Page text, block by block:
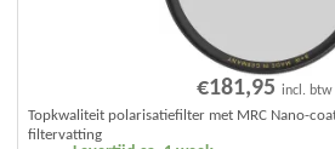
€181,95 incl. btw
Topkwaliteit polarisatiefilter met MRC Nano-
filtervatting